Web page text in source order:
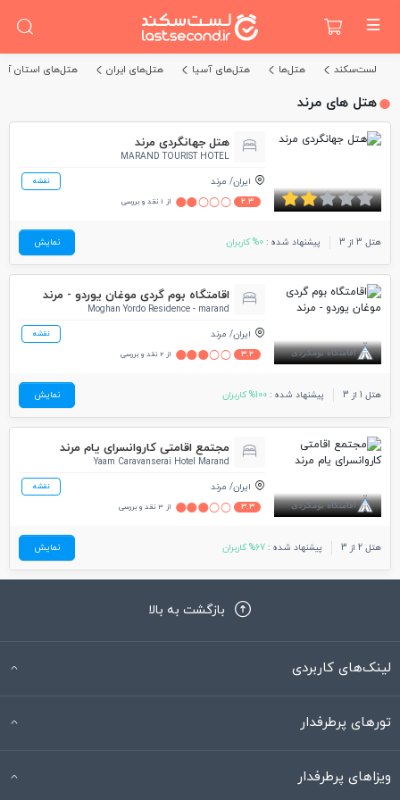
لست‌سکند هتل‌ها هتل‌های آسیا هتل‌های ایران هتل‌های استان
هتل های مرند
هتل جهانگردی مرند
MARAND TOURIST HOTEL
ایران مرند نقشه
2.3 از 1 نقد و بررسی
هتل 3 از 3 پیشنهاد شده : 0% کاربران نمایش
اقامتگاه بوم گردی موغان یوردو - مرند
Moghan Yordo Residence - marand
ایران مرند نقشه
3.2 از 2 نقد و بررسی
هتل 1 از 3 پیشنهاد شده : 100% کاربران نمایش
مجتمع اقامتی کاروانسرای یام مرند
Yaam Caravanserai Hotel Marand
ایران مرند نقشه
3.3 از 3 نقد و بررسی
هتل 2 از 3 پیشنهاد شده : 67% کاربران نمایش
بازگشت به بالا
لینک‌های کاربردی
تورهای پرطرفدار
ویزاهای پرطرفدار